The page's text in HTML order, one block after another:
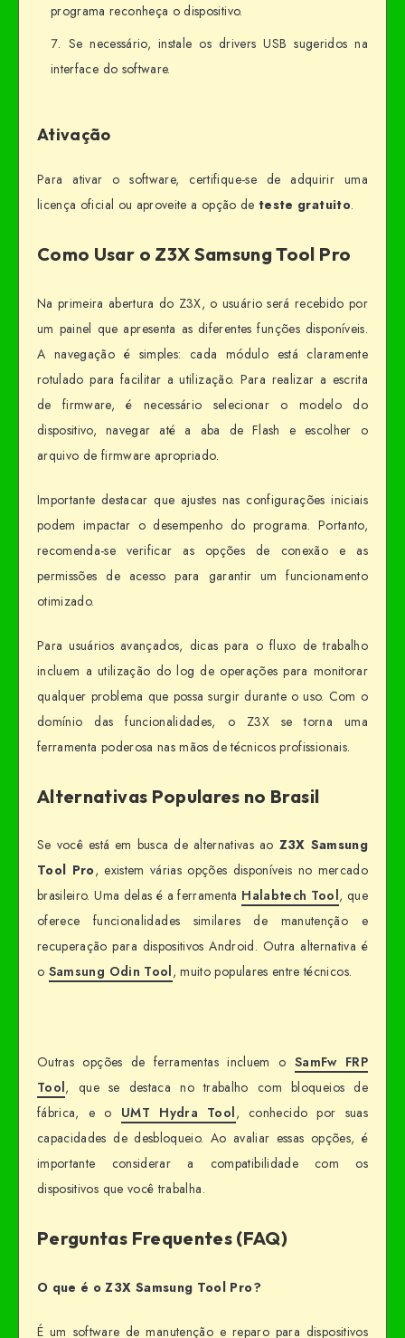
programa reconheça o dispositivo.
Se necessário, instale os drivers USB sugeridos na
interface do software.
Ativação
Para ativar o software, certifique-se de adquirir uma
licença oficial ou aproveite a opção deteste gratuito.
Como Usar o Z3X Samsung Tool Pro
Na primeira abertura do Z3X, o usuário será recebido por
um painel que apresenta as diferentes funções disponíveis.
A navegação é simples: cada módulo está claramente
rotulado para facilitar a utilização. Para realizar a escrita
de firmware, é necessário selecionar o modelo do
dispositivo, navegar até a aba de Flash e escolher o
arquivo de firmware apropriado.
Importante destacar que ajustes nas configurações iniciais
podem impactar o desempenho do programa. Portanto,
recomenda-se verificar as opções de conexão e as
permissões de acesso para garantir um funcionamento
otimizado.
Para usuários avançados, dicas para o fluxo de trabalho
incluem a utilização do log de operações para monitorar
qualquer problema que possa surgir durante o uso. Com o
domínio das funcionalidades, o Z3X se torna uma
ferramenta poderosa nas mãos de técnicos profissionais.
Alternativas Populares no Brasil
Se você está em busca de alternativas ao Z3X Samsung
Tool Pro, existem várias opções disponíveis no mercado
brasileiro. Uma delas é a ferramenta Halabtech Tool, que
oferece funcionalidades similares de manutenção e
recuperação para dispositivos Android. Outra alternativa é
o Samsung Odin Tool, muito populares entre técnicos.
Outras opções de ferramentas incluem o SamFw FRP
Tool, que se destaca no trabalho com bloqueios de
fábrica, e o UMT Hydra Tool, conhecido por suas
capacidades de desbloqueio. Ao avaliar essas opções, é
importante considerar a compatibilidade com os
dispositivos que você trabalha.
Perguntas Frequentes (FAQ)
O que é o Z3X Samsung Tool Pro?
É um software de manutenção e reparo para dispositivos